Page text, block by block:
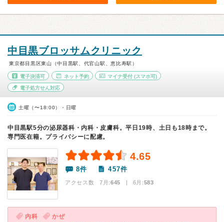
中目黒ブロッサムクリニック
東京都目黒区東山（中目黒駅、代官山駅、恵比寿駅）
電子決済可 ネット予約 マイナ受付 (スマホ可)
電子処方せん対応
土曜（〜18:00）・日曜
中目黒駅5分の泌尿器科・内科・皮膚科。平日19時、土日も18時まで。
専門医在籍。プライバシーに配慮。
4.65
8件 457件
アクセス数 7月:645 | 6月:583
内科
かぜ